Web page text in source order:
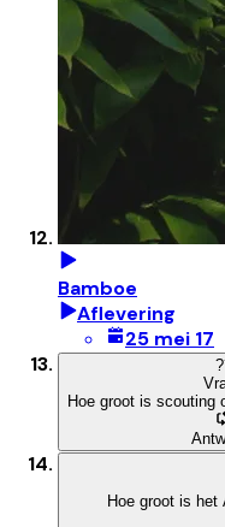
Bamboe
Aflevering
25 mei 17
?
Hoe groot is scouting
Hoe groot is het